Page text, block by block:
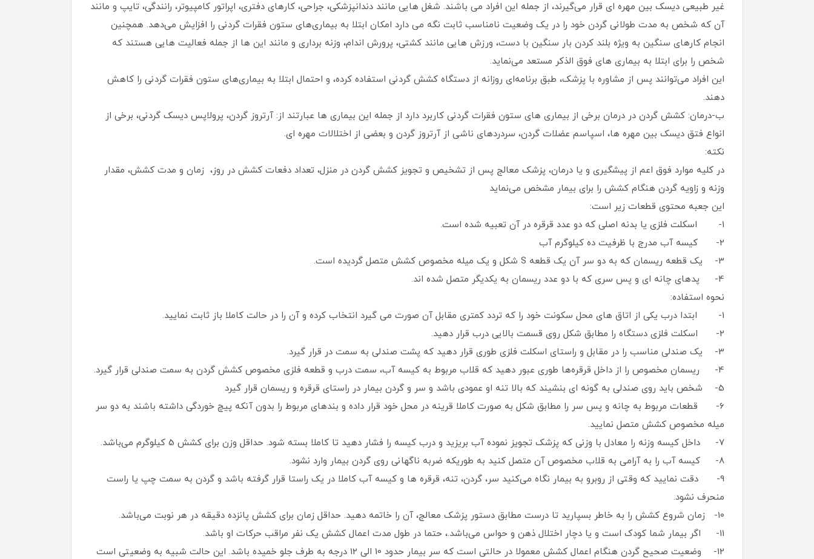
غیر طبیعی دیسک بین مهره ‌ای قرار می‌گیرند، از جمله این افراد می ‌باشند. شغل‌ هایی مانند دندانپزشکی، جراحی، کارهای دفتری، اپراتور کامپیوتر، رانندگی، تایپ و مانند
آن که شخص به مدت طولانی گردن خود را در یک وضعیت نامناسب ثابت نگه می ‌دارد امکان ابتلا به بیماری‌های ستون فقرات گردنی را افزایش می‌دهد. همچنین
انجام کارهای سنگین به ویژه بلند کردن بار سنگین با دست، ورزش ‌هایی مانند کشتی، پرورش اندام، وزنه ‌برداری و مانند این ‌ها از جمله‌ فعالیت‌ هایی هستند که
شخص را برای ابتلا به بیماری‌ های فوق ‌الذکر مستعد می‌نماید.
این افراد می‌توانند پس از مشاوره با پزشک، طبق برنامه‌ای روزانه از دستگاه کشش گردنی استفاده کرده، و احتمال ابتلا به بیماری‌های ستون فقرات گردنی را کاهش
دهند.
ب-درمان: کشش گردن در درمان برخی از بیماری ‌های ستون فقرات گردنی کاربرد دارد از جمله این بیماری‌ ها عبارتند از: آرتروز گردن، پرولاپس دیسک گردنی، برخی از
انواع فتق دیسک بین مهره ‌ها، اسپاسم عضلات گردن، سردردهای ناشی از آرتروز گردن و بعضی از اختلالات مهره ‌ای.
نکته:
در کلیه موارد فوق اعم از پیشگیری و یا درمان، پزشک معالج پس از تشخیص و تجویز کشش گردن در منزل، تعداد دفعات کشش در روز، زمان و مدت کشش، مقدار
وزنه و زاویه گردن هنگام کشش را برای بیمار مشخص می‌نماید
این جعبه محتوی قطعات زیر است:
1- اسکلت فلزی یا بدنه اصلی که دو عدد قرقره در آن تعبیه شده است.
2- کیسه آب مدرج با ظرفیت ده کیلوگرم آب
3- یک قطعه ریسمان که به دو سر آن یک قطعه S شکل و یک میله مخصوص کشش متصل گردیده است.
4- پدهای چانه ‌ای و پس سری که با دو عدد ریسمان به یکدیگر متصل شده ‌اند.
نحوه استفاده:
1- ابتدا درب یکی از اتاق‌ های محل سکونت خود را که تردد کمتری مقابل آن صورت می ‌گیرد انتخاب کرده و آن را در حالت کاملا باز ثابت نمایید.
2- اسکلت فلزی دستگاه را مطابق شکل روی قسمت بالایی درب قرار دهید.
3- یک صندلی مناسب را در مقابل و راستای اسکلت فلزی طوری قرار دهید که پشت صندلی به سمت در قرار گیرد.
4- ریسمان مخصوص را از داخل قرقره‌ها طوری عبور دهید که قلاب مربوط به کیسه آب، سمت درب و قطعه فلزی مخصوص کشش گردن به سمت صندلی قرار گیرد.
5- شخص باید روی صندلی به گونه ‌ای بنشیند که بالا تنه او عمودی باشد و سر و گردن بیمار در راستای قرقره و ریسمان قرار گیرد
6- قطعات مربوط به چانه و پس سر را مطابق شکل به صورت کاملا قرینه در محل خود قرار داده و بندهای مربوط را بدون آنکه پیچ خوردگی داشته باشند به دو سر
میله مخصوص کشش متصل نمایید.
7- داخل کیسه وزنه را معادل با وزنی که پزشک تجویز نموده آب بریزید و درب کیسه را فشار دهید تا کاملا بسته شود. حداقل وزن برای کشش 5 کیلوگرم می‌باشد.
8- کیسه آب را به آرامی به قلاب مخصوص آن متصل کنید به طوریکه ضربه ناگهانی روی گردن بیمار وارد نشود.
9- دقت نمایید که وقتی از روبرو به بیمار نگاه می‌کنید سر، گردن، تنه، قرقره‌ ها و کیسه آب کاملا در یک راستا قرار گرفته باشد و گردن به سمت چپ یا راست
منحرف نشود.
10- زمان شروع کشش را به خاطر بسپارید تا درست مطابق دستور پزشک معالج، آن را خاتمه دهید. حداقل زمان برای کشش پانزده دقیقه در هر نوبت می‌باشد.
11- اگر بیمار شما کودک است و یا دچار اختلال ذهن و حواس می‌باشد.، حتما در طول مدت اعمال کشش یک نفر مراقب حرکات او باشد.
12- وضعیت صحیح گردن هنگام اعمال کشش معمولا در حالتی است که سر بیمار حدود 10 الی 12 درجه به طرف جلو خمیده باشد. این حالت شبیه به وضعیتی است